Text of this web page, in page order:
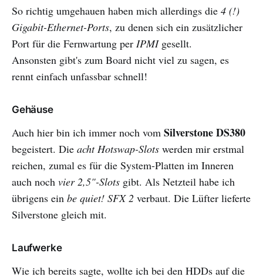
So richtig umgehauen haben mich allerdings die 4 (!)
Gigabit-Ethernet-Ports, zu denen sich ein zusätzlicher
Port für die Fernwartung per IPMIgesellt.
Ansonsten gibt's zum Board nicht viel zu sagen, es
rennt einfach unfassbar schnell!
Gehäuse
Auch hier bin ich immer noch vom Silverstone DS380
begeistert. Die acht Hotswap-Slots werden mir erstmal
reichen, zumal es für die System-Platten im Inneren
auch noch vier 2,5"-Slots gibt. Als Netzteil habe ich
übrigens ein be quiet! SFX 2 verbaut. Die Lüfter lieferte
Silverstone gleich mit.
Laufwerke
Wie ich bereits sagte, wollte ich bei den HDDs auf die